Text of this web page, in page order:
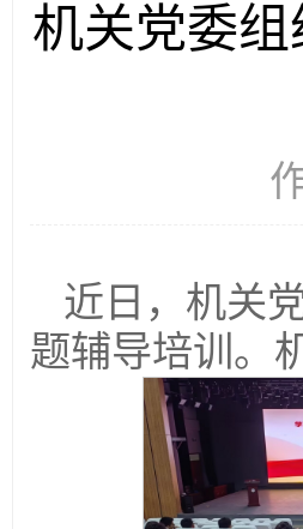
机关党委
近日，机关
题辅导培训。